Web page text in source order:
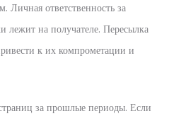
Личная ответственность за
лежит на получателе. Пересылка
к их компрометации и
за прошлые периоды. Если